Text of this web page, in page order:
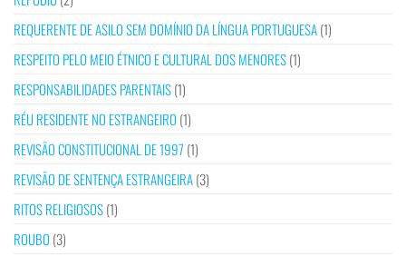
REQUERENTE DE ASILO SEM DOMÍNIO DA LÍNGUA PORTUGUESA(1)
RESPEITO PELO MEIO ÉTNICO E CULTURAL DOS MENORES(1)
RESPONSABILIDADES PARENTAIS(1)
RÉU RESIDENTE NO ESTRANGEIRO (1)
REVISÃO CONSTITUCIONAL DE 1997 (1)
REVISÃO DE SENTENÇA ESTRANGEIRA(3)
RITOS RELIGIOSOS(1)
ROUBO (3)